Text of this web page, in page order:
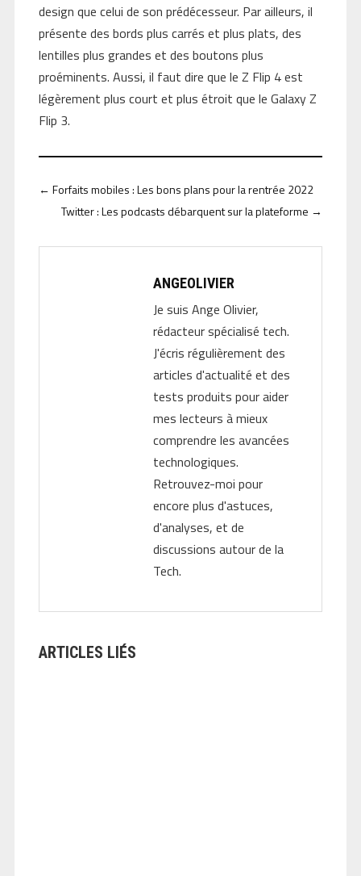
design que celui de son prédécesseur. Par ailleurs, il
présente des bords plus carrés et plus plats, des
lentilles plus grandes et des boutons plus
proéminents. Aussi, il faut dire que le Z Flip 4 est
légèrement plus court et plus étroit que le Galaxy Z
Flip 3.
← Forfaits mobiles : Les bons plans pour la rentrée 2022
Twitter : Les podcasts débarquent sur la plateforme →
ANGEOLIVIER
Je suis Ange Olivier,
rédacteur spécialisé tech.
J'écris régulièrement des
articles d'actualité et des
tests produits pour aider
mes lecteurs à mieux
comprendre les avancées
technologiques.
Retrouvez-moi pour
encore plus d'astuces,
d'analyses, et de
discussions autour de la
Tech.
ARTICLES LIÉS